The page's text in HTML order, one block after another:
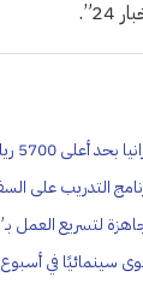
أعلى 5700 ريال
لتسريع العمل